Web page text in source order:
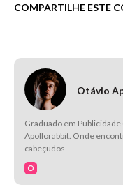
COMPARTILHE ESTE
Otávio
Graduado em
Apollorabbit. Onde
cabeçudos